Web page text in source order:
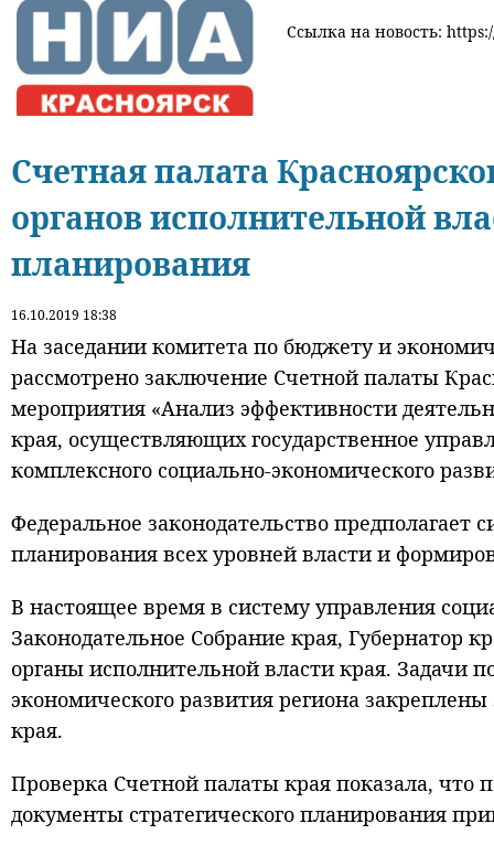
Ссылка на новость:
Счетная палата
органов исполнительной
планирования
16.10.2019 18:38
На заседании комитета по бюджету и
рассмотрено заключение Счетной палаты
мероприятия «Анализ эффективности
края, осуществляющих государственное
комплексного социально-экономического
Федеральное законодательство предполагает
планирования всех уровней власти и
В настоящее время в систему управления
Законодательное Собрание края, Губернатор
органы исполнительной власти края. Задачи
экономического развития региона
края.
Проверка Счетной палаты края показала, что
документы стратегического планирования